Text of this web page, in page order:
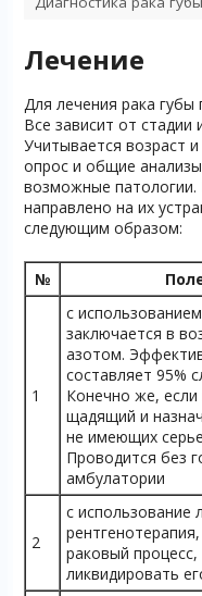
Лечение
Для лечения рака губы
Все зависит от стадии
Учитывается возраст
опрос и общие
возможные патологии.
направлено на их
следующим образом:
№
1
с
заключается в
азотом.
составляет 95%
Конечно же,
щадящий и
не имеющих
Проводится без
амбулатории
2
с использование
раковый
ликвидировать